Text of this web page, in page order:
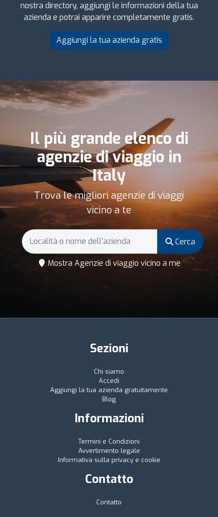
nostra directory, aggiungi le informazioni della tua
azienda e potrai apparire completamente gratis.
Aggiungi la tua azienda gratis
Il più grande elenco di
agenzie di viaggio in
Italy
Trova le migliori agenzie di viaggi
vicino a te
Cerca
Mostra Agenzie di viaggio vicino a me
Sezioni
Chi siamo
Accedi
Aggiungi la tua azienda gratuitamente
Blog
Informazioni
Termini e Condizioni
Avvertimento legale
Informativa sulla privacy e cookie
Contatto
Contatto